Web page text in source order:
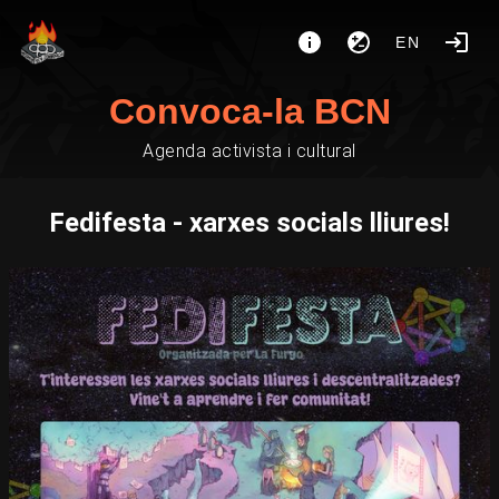
EN
Convoca-la BCN
Agenda activista i cultural
Fedifesta - xarxes socials lliures!